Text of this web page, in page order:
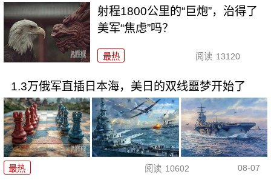
射程1800公里的“巨炮”，治得了
美军“焦虑”吗？
最热 阅读 13120
1.3万俄军直插日本海，美日的双线噩梦开始了
最热 阅读 10602 08-07